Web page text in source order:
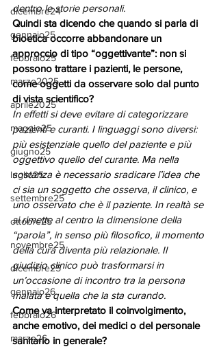
dicembre24
gennaio25
febbraio25
marzo2025
aprile2025
maggio25
giugno25
luglio25
settembre25
ottobre25
novembre25
dicembre25
gennaio26
febbraio26
marzo26
dentro le storie personali.
Quindi sta dicendo che quando si parla di
bioetica occorre abbandonare un
approccio di tipo “oggettivante”: non si
possono trattare i pazienti, le persone,
come oggetti da osservare solo dal punto
di vista scientifico?
In effetti si deve evitare di categorizzare
pazienti e curanti. I linguaggi sono diversi:
più esistenziale quello del paziente e più
oggettivo quello del curante. Ma nella
sostanza è necessario sradicare l’idea che
ci sia un soggetto che osserva, il clinico, e
uno osservato che è il paziente. In realtà se
si rimette al centro la dimensione della
“parola”, in senso più filosofico, il momento
della cura diventa più relazionale. Il
giudizio clinico può trasformarsi in
un’occasione di incontro tra la persona
malata e quella che la sta curando.
Come va interpretato il coinvolgimento,
anche emotivo, dei medici o del personale
sanitario in generale?